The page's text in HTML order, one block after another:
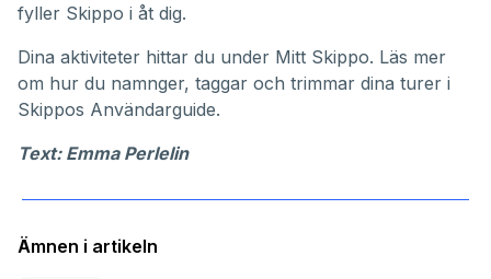
fyller Skippo i åt dig.
Dina aktiviteter hittar du under Mitt Skippo. Läs mer
om hur du namnger, taggar och trimmar dina turer i
Skippos Användarguide.
Text: Emma Perlelin
Ämnen i artikeln